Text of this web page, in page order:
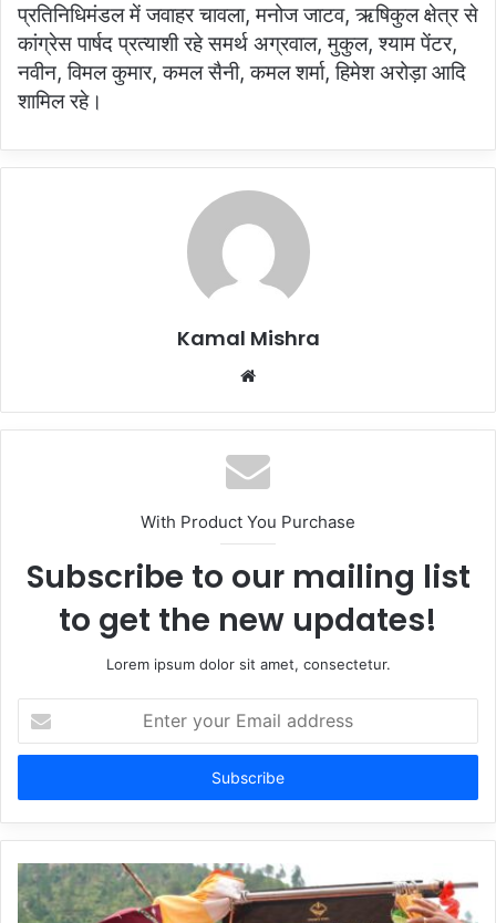
प्रतिनिधिमंडल में जवाहर चावला, मनोज जाटव, ऋषिकुल क्षेत्र से
कांग्रेस पार्षद प्रत्याशी रहे समर्थ अग्रवाल, मुकुल, श्याम पेंटर,
नवीन, विमल कुमार, कमल सैनी, कमल शर्मा, हिमेश अरोड़ा आदि
शामिल रहे।
Kamal Mishra
Website
With Product You Purchase
Subscribe to our mailing list
to get the new updates!
Lorem ipsum dolor sit amet, consectetur.
your
Email